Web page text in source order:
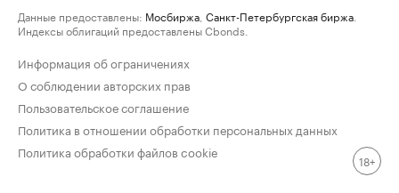
Данные предоставлены: Мосбиржа Санкт-Петербургская биржа
Индексы облигаций предоставлены Cbonds.
Информация об ограничениях
О соблюдении авторских прав
Пользовательское соглашение
Политика в отношении обработки персональных данных
Политика обработки файлов cookie
18+